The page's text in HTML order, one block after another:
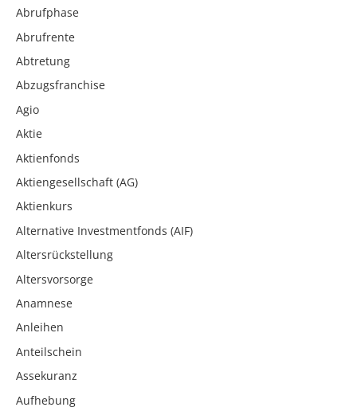
Abrufphase
Abrufrente
Abtretung
Abzugsfranchise
Agio
Aktie
Aktienfonds
Aktiengesellschaft (AG)
Aktienkurs
Alternative Investmentfonds (AIF)
Altersrückstellung
Altersvorsorge
Anamnese
Anleihen
Anteilschein
Assekuranz
Aufhebung